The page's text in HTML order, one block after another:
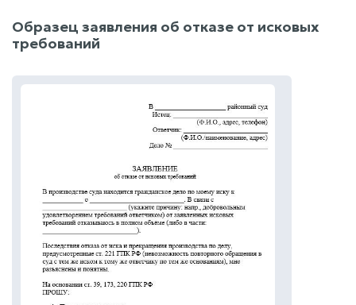
Образец заявления об отказе от исковых
требований